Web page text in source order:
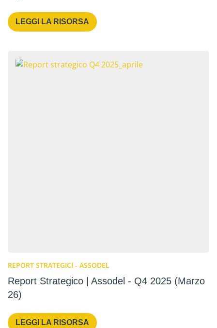
LEGGI LA RISORSA
REPORT STRATEGICI - ASSODEL
Report Strategico | Assodel - Q4 2025 (Marzo
26)
LEGGI LA RISORSA